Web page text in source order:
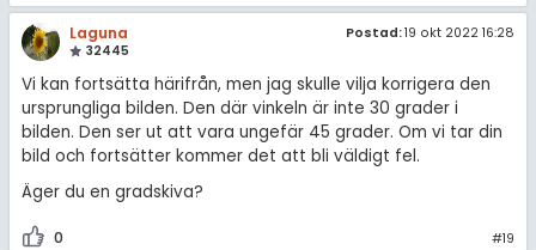
Laguna
32445
Postad:19 okt 2022 16:28
Vi kan fortsätta härifrån, men jag skulle vilja korrigera den
ursprungliga bilden. Den där vinkeln är inte 30 grader i
bilden. Den ser ut att vara ungefär 45 grader. Om vi tar din
bild och fortsätter kommer det att bli väldigt fel.
Äger du en gradskiva?
0 #19